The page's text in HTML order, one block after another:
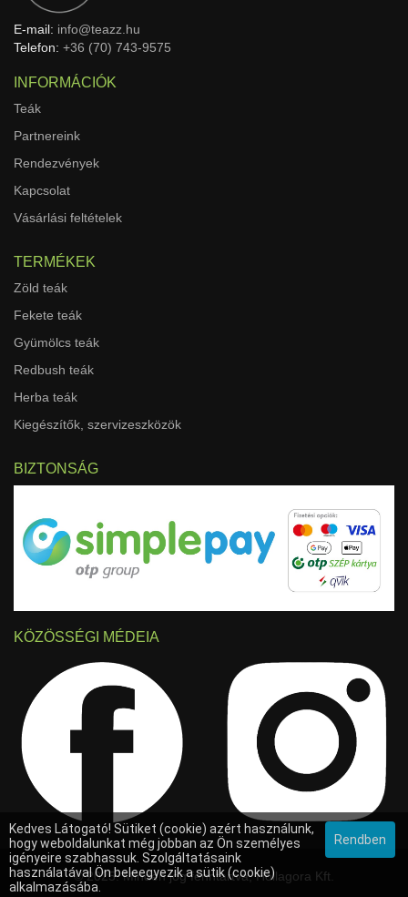
E-mail: info@teazz.hu
Telefon: +36 (70) 743-9575
INFORMÁCIÓK
Teák
Partnereink
Rendezvények
Kapcsolat
Vásárlási feltételek
TERMÉKEK
Zöld teák
Fekete teák
Gyümölcs teák
Redbush teák
Herba teák
Kiegészítők, szervizeszközök
BIZTONSÁG
KÖZÖSSÉGI MÉDEIA
© 2025. Minden jog fenntartva, Hollagora Kft.
Kedves Látogató! Sütiket (cookie) azért használunk,
hogy weboldalunkat még jobban az Ön személyes
igényeire szabhassuk. Szolgáltatásaink
használatával Ön beleegyezik a sütik (cookie)
alkalmazásába.
Rendben